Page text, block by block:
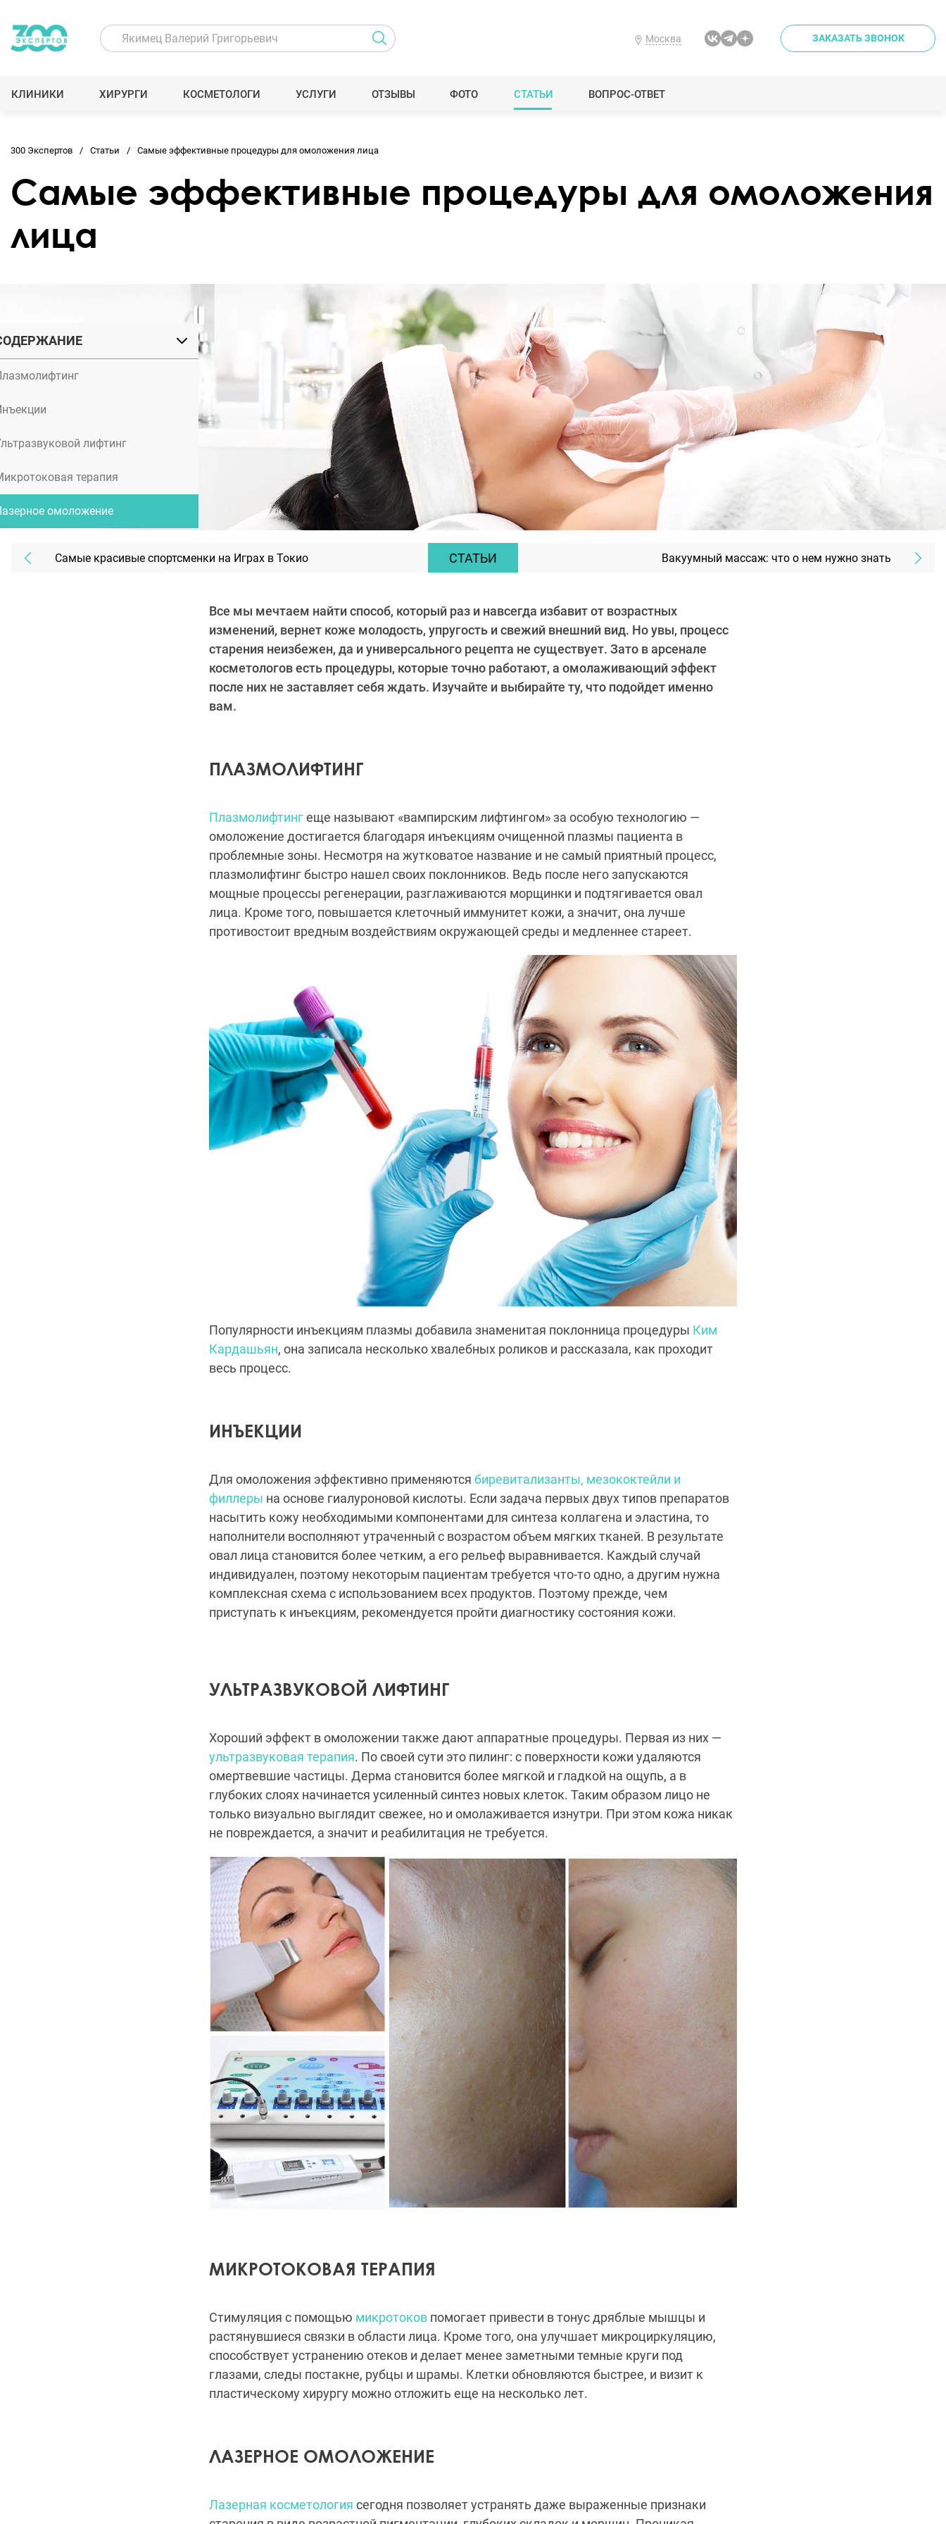
Москва ЗАКАЗАТЬ ЗВОНОК
КЛИНИКИ ХИРУРГИ КОСМЕТОЛОГИ УСЛУГИ ОТЗЫВЫ ФОТО СТАТЬИ ВОПРОС-ОТВЕТ
лифтинг
терапия
омоложение
300 Экспертов Статьи Самые эффективные процедуры для омоложения лица
Самые эффективные процедуры для омоложения
лица
Самые красивые спортсменки на Играх в Токио СТАТЬИ Вакуумный массаж: что о нем нужно знать
Все мы мечтаем найти способ, который раз и навсегда избавит от возрастных
изменений, вернет коже молодость, упругость и свежий внешний вид. Но увы, процесс
старения неизбежен, да и универсального рецепта не существует. Зато в арсенале
косметологов есть процедуры, которые точно работают, а омолаживающий эффект
после них не заставляет себя ждать. Изучайте и выбирайте ту, что подойдет именно
вам.
ПЛАЗМОЛИФТИНГ
Плазмолифтингеще называют «вампирским лифтингом» за особую технологию —
омоложение достигается благодаря инъекциям очищенной плазмы пациента в
проблемные зоны. Несмотря на жутковатое название и не самый приятный процесс,
плазмолифтинг быстро нашел своих поклонников. Ведь после него запускаются
мощные процессы регенерации, разглаживаются морщинки и подтягивается овал
лица. Кроме того, повышается клеточный иммунитет кожи, а значит, она лучше
противостоит вредным воздействиям окружающей среды и медленнее стареет.
Популярности инъекциям плазмы добавила знаменитая поклонница процедуры Ким
Кардашьян, она записала несколько хвалебных роликов и рассказала, как проходит
весь процесс.
ИНЪЕКЦИИ
Для омоложения эффективно применяются биревитализанты, мезококтейли и
филлеры на основе гиалуроновой кислоты. Если задача первых двух типов препаратов
насытить кожу необходимыми компонентами для синтеза коллагена и эластина, то
наполнители восполняют утраченный с возрастом объем мягких тканей. В результате
овал лица становится более четким, а его рельеф выравнивается. Каждый случай
индивидуален, поэтому некоторым пациентам требуется что-то одно, а другим нужна
комплексная схема с использованием всех продуктов. Поэтому прежде, чем
приступать к инъекциям, рекомендуется пройти диагностику состояния кожи.
УЛЬТРАЗВУКОВОЙ ЛИФТИНГ
Хороший эффект в омоложении также дают аппаратные процедуры. Первая из них —
ультразвуковая терапия. По своей сути это пилинг: с поверхности кожи удаляются
омертвевшие частицы. Дерма становится более мягкой и гладкой на ощупь, а в
глубоких слоях начинается усиленный синтез новых клеток. Таким образом лицо не
только визуально выглядит свежее, но и омолаживается изнутри. При этом кожа никак
не повреждается, а значит и реабилитация не требуется.
МИКРОТОКОВАЯ ТЕРАПИЯ
Стимуляция с помощью микротоков помогает привести в тонус дряблые мышцы и
растянувшиеся связки в области лица. Кроме того, она улучшает микроциркуляцию,
способствует устранению отеков и делает менее заметными темные круги под
глазами, следы постакне, рубцы и шрамы. Клетки обновляются быстрее, и визит к
пластическому хирургу можно отложить еще на несколько лет.
ЛАЗЕРНОЕ ОМОЛОЖЕНИЕ
Лазерная косметология сегодня позволяет устранять даже выраженные признаки